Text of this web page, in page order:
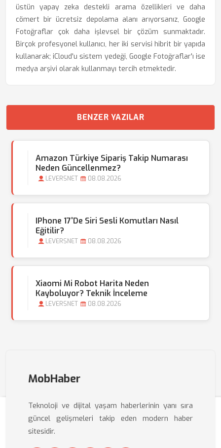
üstün yapay zeka destekli arama özellikleri ve daha
cömert bir ücretsiz depolama alanı arıyorsanız, Google
Fotoğraflar çok daha işlevsel bir çözüm sunmaktadır.
Birçok profesyonel kullanıcı, her iki servisi hibrit bir yapıda
kullanarak; iCloud'u sistem yedeği, Google Fotoğraflar'ı ise
medya arşivi olarak kullanmayı tercih etmektedir.
BENZER YAZILAR
Amazon Türkiye Sipariş Takip Numarası
Neden Güncellenmez?
LEVERSNET 08.08.2026
IPhone 17'de Siri Sesli Komutları Nasıl
Eğitilir?
LEVERSNET 08.08.2026
Xiaomi Mi Robot Harita Neden
Kayboluyor? Teknik İnceleme
LEVERSNET 08.08.2026
MobHaber
Teknoloji ve dijital yaşam haberlerinin yanı sıra
güncel gelişmeleri takip eden modern haber
sitesidir.